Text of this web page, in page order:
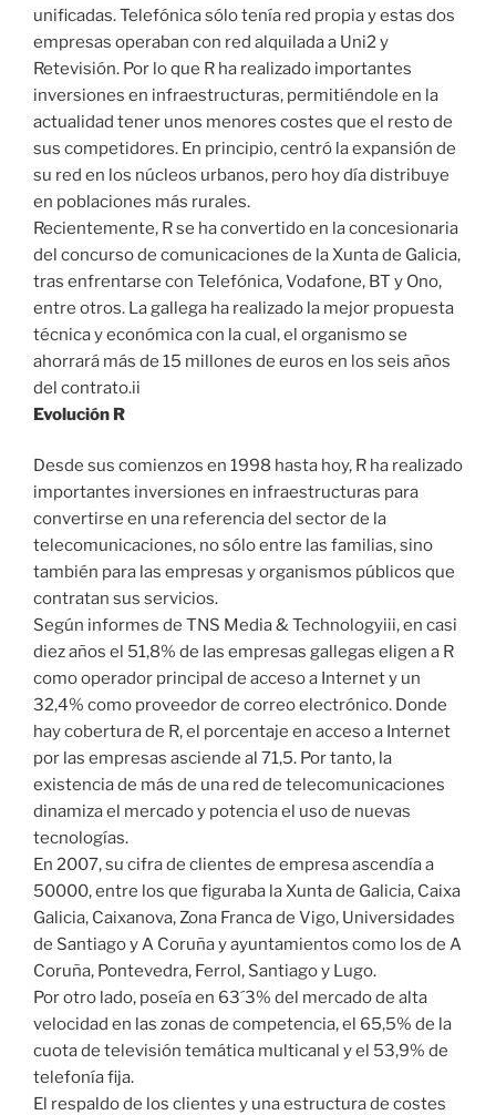
unificadas. Telefónica sólo tenía red propia y estas dos
empresas operaban con red alquilada a Uni2 y
Retevisión. Por lo que R ha realizado importantes
inversiones en infraestructuras, permitiéndole en la
actualidad tener unos menores costes que el resto de
sus competidores. En principio, centró la expansión de
su red en los núcleos urbanos, pero hoy día distribuye
en poblaciones más rurales.
Recientemente, R se ha convertido en la concesionaria
del concurso de comunicaciones de la Xunta de Galicia,
tras enfrentarse con Telefónica, Vodafone, BT y Ono,
entre otros. La gallega ha realizado la mejor propuesta
técnica y económica con la cual, el organismo se
ahorrará más de 15 millones de euros en los seis años
del contrato.ii
Evolución R
Desde sus comienzos en 1998 hasta hoy, R ha realizado
importantes inversiones en infraestructuras para
convertirse en una referencia del sector de la
telecomunicaciones, no sólo entre las familias, sino
también para las empresas y organismos públicos que
contratan sus servicios.
Según informes de TNS Media & Technologyiii, en casi
diez años el 51,8% de las empresas gallegas eligen a R
como operador principal de acceso a Internet y un
32,4% como proveedor de correo electrónico. Donde
hay cobertura de R, el porcentaje en acceso a Internet
por las empresas asciende al 71,5. Por tanto, la
existencia de más de una red de telecomunicaciones
dinamiza el mercado y potencia el uso de nuevas
tecnologías.
En 2007, su cifra de clientes de empresa ascendía a
50000, entre los que figuraba la Xunta de Galicia, Caixa
Galicia, Caixanova, Zona Franca de Vigo, Universidades
de Santiago y A Coruña y ayuntamientos como los de A
Coruña, Pontevedra, Ferrol, Santiago y Lugo.
Por otro lado, poseía en 63´3% del mercado de alta
velocidad en las zonas de competencia, el 65,5% de la
cuota de televisión temática multicanal y el 53,9% de
telefonía fija.
El respaldo de los clientes y una estructura de costes